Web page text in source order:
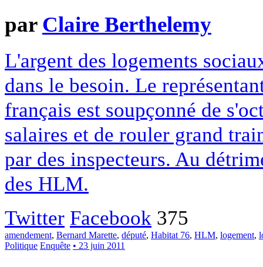
par Claire Berthelemy
L'argent des logements
dans le besoin. Le
français est soupçonné de
salaires et de rouler grand
par des inspecteurs. Au
des HLM.
Twitter Facebook 375
amendement, Bernard Marette, député, Habitat 76, HLM, logement,
Politique Enquête • 23 juin 2011